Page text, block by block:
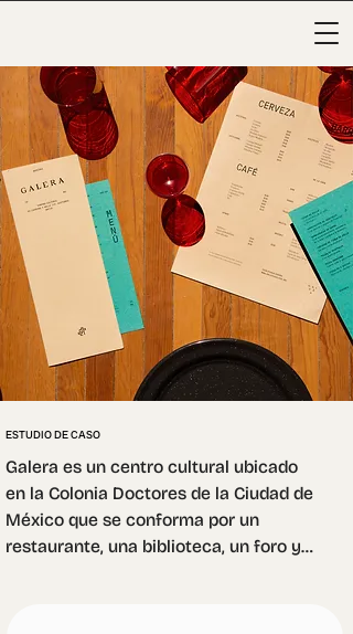
ESTUDIO DE CASO
Galera es un centro cultural ubicado
en la Colonia Doctores de la Ciudad de
México que se conforma por un
restaurante, una biblioteca, un foro y